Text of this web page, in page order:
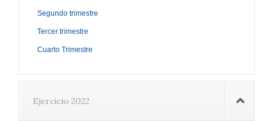
Segundo trimestre
Tercer trimestre
Cuarto Trimestre
Ejercicio 2022